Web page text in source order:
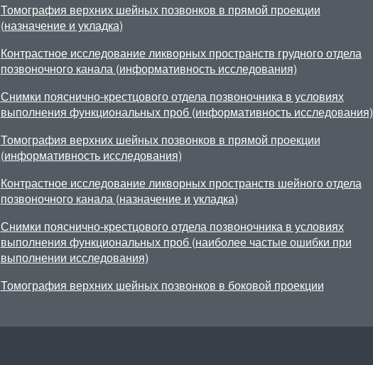
Томография верхних шейных позвонков в прямой проекции
(назначение и укладка)
Контрастное исследование ликворных пространств грудного отдела
позвоночного канала (информативность исследования)
Снимки пояснично-крестцового отдела позвоночника в условиях
выполнения функциональных проб (информативность исследования)
Томография верхних шейных позвонков в прямой проекции
(информативность исследования)
Контрастное исследование ликворных пространств шейного отдела
позвоночного канала (назначение и укладка)
Снимки пояснично-крестцового отдела позвоночника в условиях
выполнения функциональных проб (наиболее частые ошибки при
выполнении исследования)
Томография верхних шейных позвонков в боковой проекции